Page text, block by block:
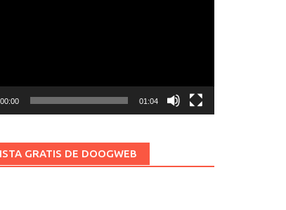
00:00 01:04
GRATIS DE DOOGWEB